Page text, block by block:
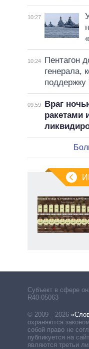
10:27
10:24
Пентагон
генерала,
поддержку
09:59
Враг
ракетами
Субъект в сфере
R40-05063
© 2009—2026
охраняются
собой право не
публикуется на
являются третьи